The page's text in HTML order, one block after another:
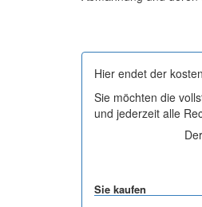
Hier endet der
Sie möchten die
und jederzeit alle
Sie kaufen